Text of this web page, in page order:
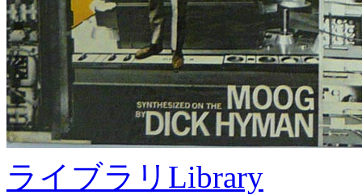
ライブラリ Library